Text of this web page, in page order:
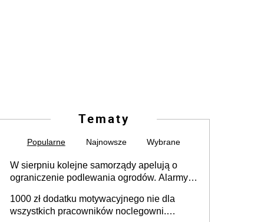
Tematy
Popularne Najnowsze Wybrane
W sierpniu kolejne samorządy apelują o
ograniczenie podlewania ogrodów. Alarmy w
może objąć cały kraj
1000 zł dodatku motywacyjnego nie dla
wszystkich pracowników noclegowni.